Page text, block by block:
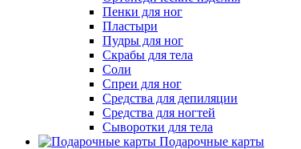
Пенки для ног
Пластыри
Пудры для ног
Скрабы для тела
Соли
Спреи для ног
Средства для депиляции
Средства для ногтей
Сыворотки для тела
Подарочные карты